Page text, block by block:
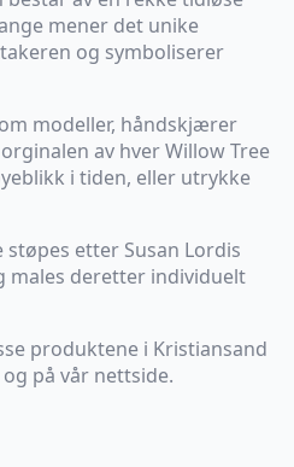
mener det unike
og symboliserer
modeller, håndskjærer
av hver Willow Tree
i tiden, eller utrykke
etter Susan Lordis
deretter individuelt
produktene i Kristiansand
på vår nettside.